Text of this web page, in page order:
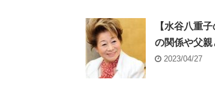
【水谷八重
の関係や父
2023/04/27